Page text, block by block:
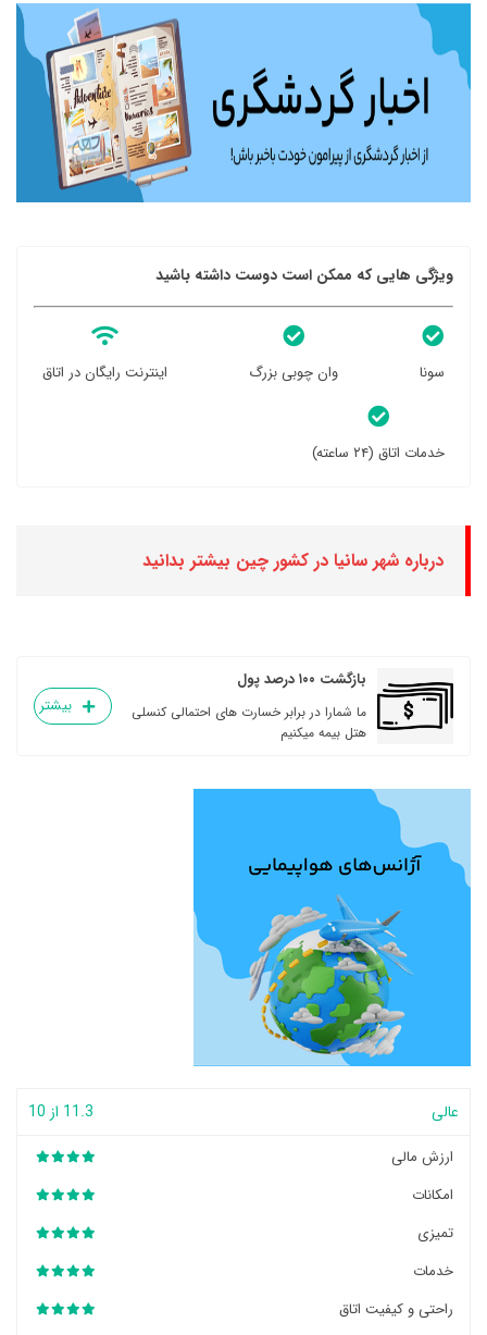
ویژگی هایی که ممکن است دوست داشته باشید
سونا وان چوبی بزرگ اینترنت رایگان در اتاق
خدمات اتاق (۲۴ ساعته)
درباره شهر سانیا در کشور چین بیشتر بدانید
بازگشت ۱۰۰ درصد پول
ما شمارا در برابر خسارت های احتمالی کنسلی
هتل بیمه میکنیم
بیشتر
عالی 11.3 از 10
ارزش مالی
امکانات
تمیزی
خدمات
راحتی و کیفیت اتاق